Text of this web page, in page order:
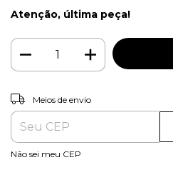
Atenção, última peça!
Entregas para o CEP:
Meios de envio
Não sei meu CEP